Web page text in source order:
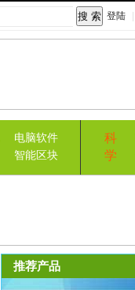
登陆
电脑软件
智能区块
科
学
推荐产品